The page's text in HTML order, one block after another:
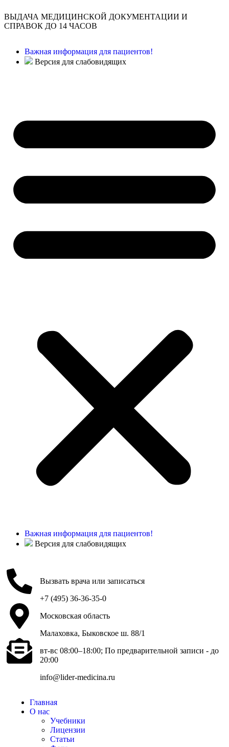
ВЫДАЧА МЕДИЦИНСКОЙ ДОКУМЕНТАЦИИ И
СПРАВОК ДО 14 ЧАСОВ
Важная информация для пациентов!
Версия для слабовидящих
Важная информация для пациентов!
Версия для слабовидящих
Вызвать врача или записаться
+7 (495) 36-36-35-0
Московская область
Малаховка, Быковское ш. 88/1
вт-вс 08:00–18:00; По предварительной записи - до
20:00
info@lider-medicina.ru
Главная
О нас
Учебники
Лицензии
Статьи